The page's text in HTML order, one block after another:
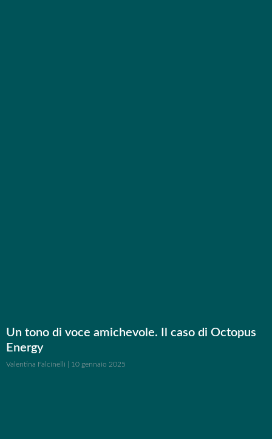
Un tono di voce amichevole. Il caso di Octopus
Energy
Valentina Falcinelli 10 gennaio 2025